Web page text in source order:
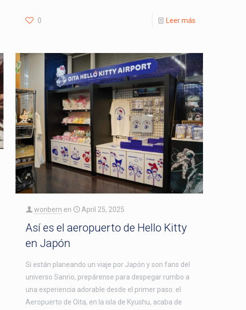
0 Leer más
wonbern en April 25, 2025
Así es el aeropuerto de Hello Kitty
en Japón
Si están planeando un viaje por Japón y son fans del
universo Sanrio, prepárense para despegar rumbo a
una experiencia adorable desde el primer paso: el
Aeropuerto de Oita, en la isla de Kyushu, acaba de